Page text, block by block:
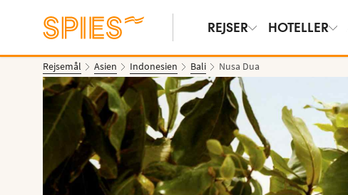
REJSER HOTELLER
Rejsemål Asien Indonesien Bali Nusa Dua